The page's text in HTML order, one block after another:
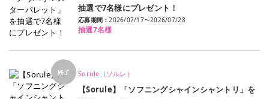
抽選で7名様にプレゼント！
応募期間：2026/07/17〜2026/07/28
抽選7名様
終了 Sorule（ソルレ）
【Sorule】「ソフニングシャインシャントリ」を